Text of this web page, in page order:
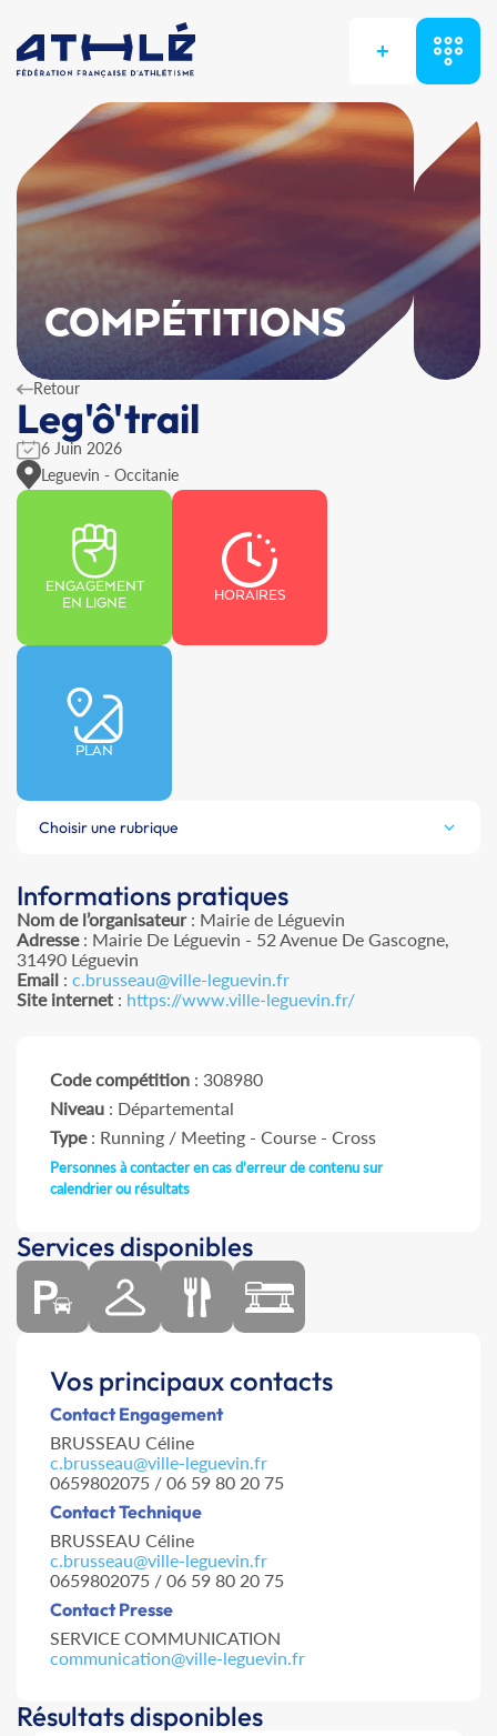
+
COMPÉTITIONS
Retour
Leg'ô'trail
6 Juin 2026
Leguevin - Occitanie
ENGAGEMENT
EN LIGNE
HORAIRES
PLAN
Choisir une rubrique
Informations pratiques
Nom de l’organisateur: Mairie de Léguevin
Adresse: Mairie De Léguevin - 52 Avenue De Gascogne,
31490 Léguevin
Email : c.brusseau@ville-leguevin.fr
Site internet : https://www.ville-leguevin.fr/
Code compétition : 308980
Niveau : Départemental
Type: Running / Meeting - Course - Cross
Personnes à contacter en cas d'erreur de contenu sur
calendrier ou résultats
Services disponibles
Vos principaux contacts
Contact Engagement
BRUSSEAU Céline
c.brusseau@ville-leguevin.fr
0659802075 / 06 59 80 20 75
Contact Technique
BRUSSEAU Céline
c.brusseau@ville-leguevin.fr
0659802075 / 06 59 80 20 75
Contact Presse
SERVICE COMMUNICATION
communication@ville-leguevin.fr
Résultats disponibles